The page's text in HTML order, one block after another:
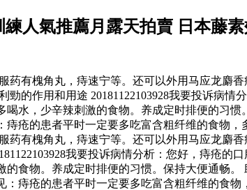
人氣推薦月露天拍賣 日本藤
药有槐角丸，痔速宁等。还可以外用马应龙麝
的作用和用途 20181122103928我要投诉病
水，少辛辣刺激的食物。养成定时排便的习惯
疮的患者平时一定要多吃富含粗纤维的食物
药有槐角丸，痔速宁等。还可以外用马应龙麝
我要投诉病情分析：您好，痔疮的
食物。养成定时排便的习惯。保持大便通畅。
痔疮的患者平时一定要多吃富含粗纤维的食